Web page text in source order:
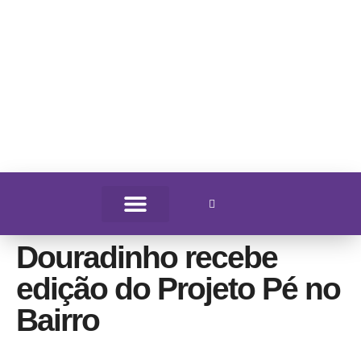
Douradinho recebe
edição do Projeto Pé no
Bairro